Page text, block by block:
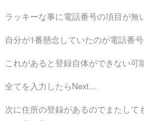
ラッキーな事に電話番号の項目が無
自分が1番懸念していたのが電話番号
これがあると登録自体ができない
全てを入力したらNext…
次に住所の登録があるのでまたして